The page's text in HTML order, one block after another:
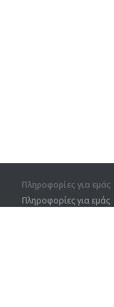
Πληροφορίες για εμάς
Πληροφορίες για εμάς